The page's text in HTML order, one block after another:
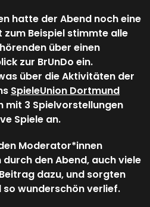
hatte der Abend noch eine
zum Beispiel stimmte alle
über einen
zur BrUnDo ein.
über die Aktivitäten der
SpieleUnion Dortmund
mit 3 Spielvorstellungen
Spiele an.
Moderator*innen
den Abend, auch viele
dazu, und sorgten
wunderschön verlief.